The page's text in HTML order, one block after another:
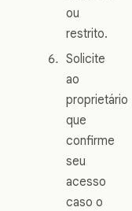
ou
restrito.
Solicite
ao
proprietário
que
confirme
seu
acesso
caso o